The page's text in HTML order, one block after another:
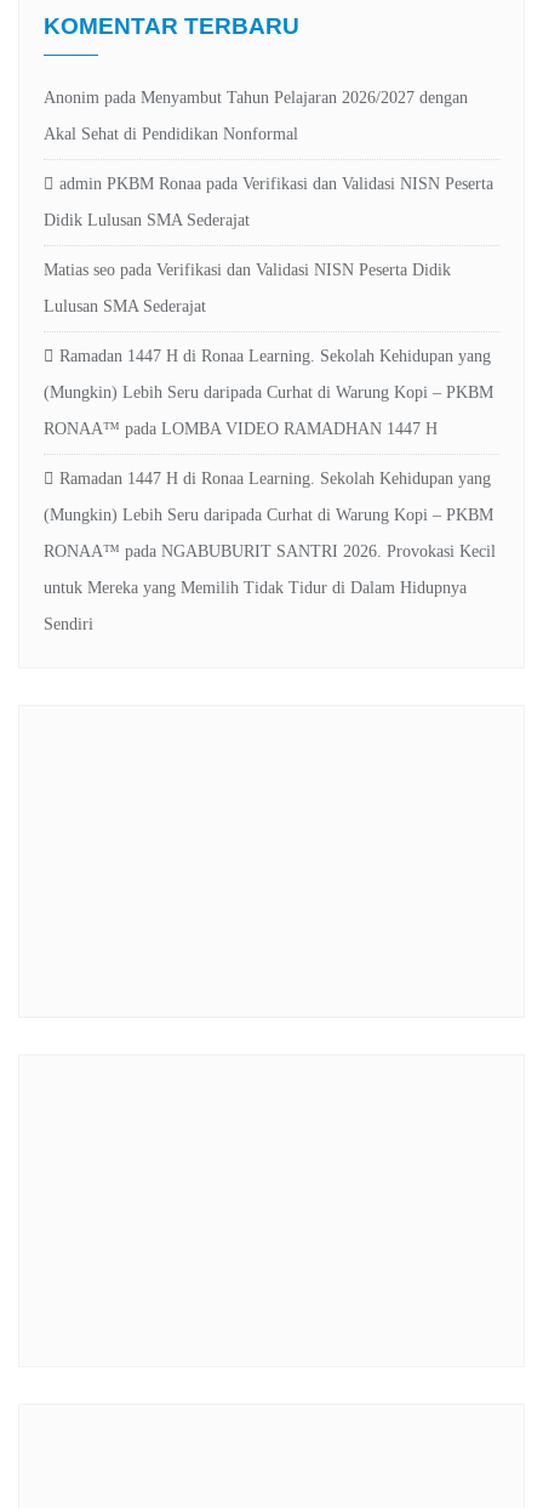
KOMENTAR TERBARU
Anonim pada Menyambut Tahun Pelajaran 2026/2027 dengan
Akal Sehat di Pendidikan Nonformal
admin PKBM Ronaa pada Verifikasi dan Validasi NISN Peserta
Didik Lulusan SMA Sederajat
Matias seo pada Verifikasi dan Validasi NISN Peserta Didik
Lulusan SMA Sederajat
Ramadan 1447 H di Ronaa Learning. Sekolah Kehidupan yang
(Mungkin) Lebih Seru daripada Curhat di Warung Kopi – PKBM
RONAA™ pada LOMBA VIDEO RAMADHAN 1447 H
Ramadan 1447 H di Ronaa Learning. Sekolah Kehidupan yang
(Mungkin) Lebih Seru daripada Curhat di Warung Kopi – PKBM
RONAA™ pada NGABUBURIT SANTRI 2026. Provokasi Kecil
untuk Mereka yang Memilih Tidak Tidur di Dalam Hidupnya
Sendiri